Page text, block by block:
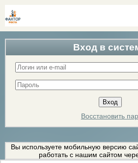
Вход в
Восстановить
Вы используете мобильную версию
работать с нашим сайтом